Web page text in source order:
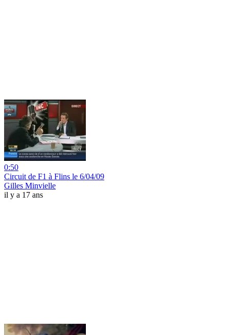
0:50
Circuit de F1 à Flins le 6/04/09
Gilles Minvielle
il y a 17 ans